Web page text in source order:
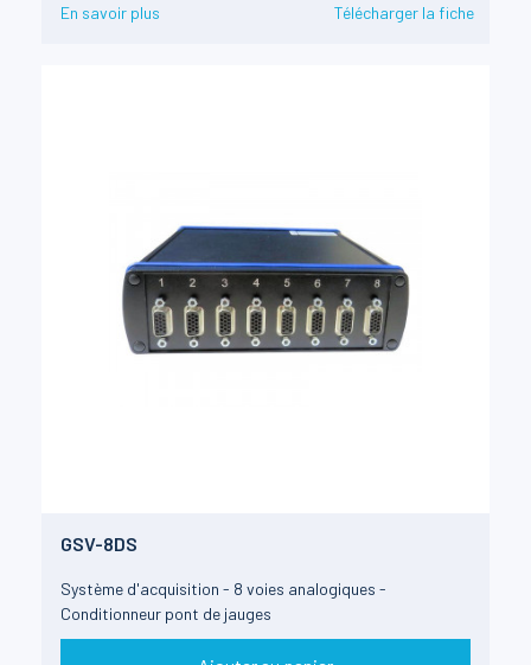
En savoir plus Télécharger la fiche
GSV-8DS
Système d'acquisition - 8 voies analogiques -
Conditionneur pont de jauges